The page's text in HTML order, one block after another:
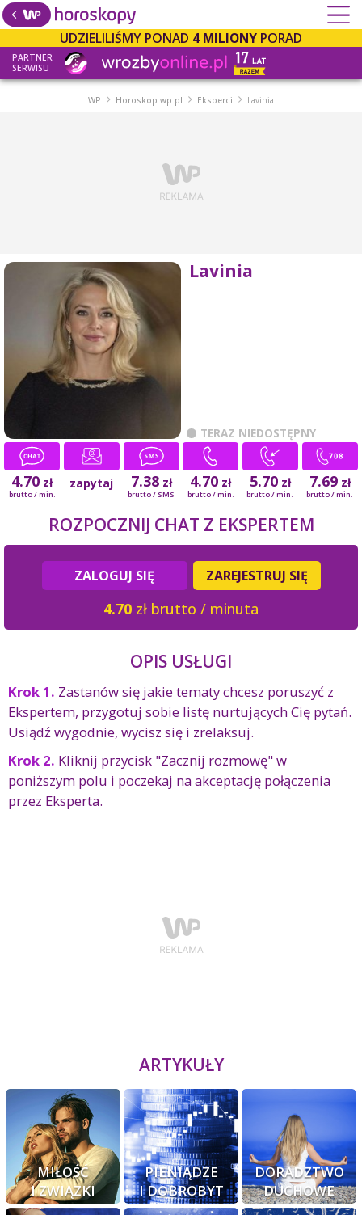
UDZIELILIŚMY PONAD 4 MILIONY PORAD
PARTNER
SERWISU
WP Horoskop.wp.pl Eksperci Lavinia
Lavinia
TERAZ NIEDOSTĘPNY
4.70 zł
brutto / min.
zapytaj 7.38 zł
brutto / SMS
4.70 zł
brutto / min.
5.70 zł
brutto / min.
7.69 zł
brutto / min.
ROZPOCZNIJ CHAT Z EKSPERTEM
ZALOGUJ SIĘ ZAREJESTRUJ SIĘ
4.70 zł brutto / minuta
OPIS USŁUGI
Krok 1. Zastanów się jakie tematy chcesz poruszyć z
Ekspertem, przygotuj sobie listę nurtujących Cię pytań.
Usiądź wygodnie, wycisz się i zrelaksuj.
Krok 2. Kliknij przycisk "Zacznij rozmowę" w
poniższym polu i poczekaj na akceptację połączenia
przez Eksperta.
ARTYKUŁY
MIŁOŚĆ
I ZWIĄZKI
PIENIĄDZE
I DOBROBYT
DORADZTWO
DUCHOWE